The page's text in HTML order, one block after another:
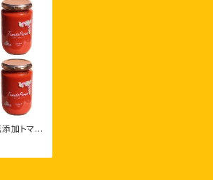
加トマト